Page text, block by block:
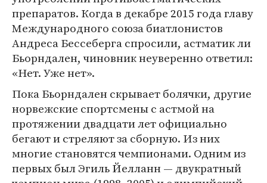
препаратов. Когда в декабре 2015 года главу
Международного союза биатлонистов
Андреса Бессеберга спросили, астматик ли
Бьорндален, чиновник неуверенно ответил:
«Нет. Уже нет».
Пока Бьорндален скрывает болячки, другие
норвежские спортсмены с астмой на
протяжении двадцати лет официально
бегают и стреляют за сборную. Из них
многие становятся чемпионами. Одним из
первых был Эгиль Йелланн — двукратный